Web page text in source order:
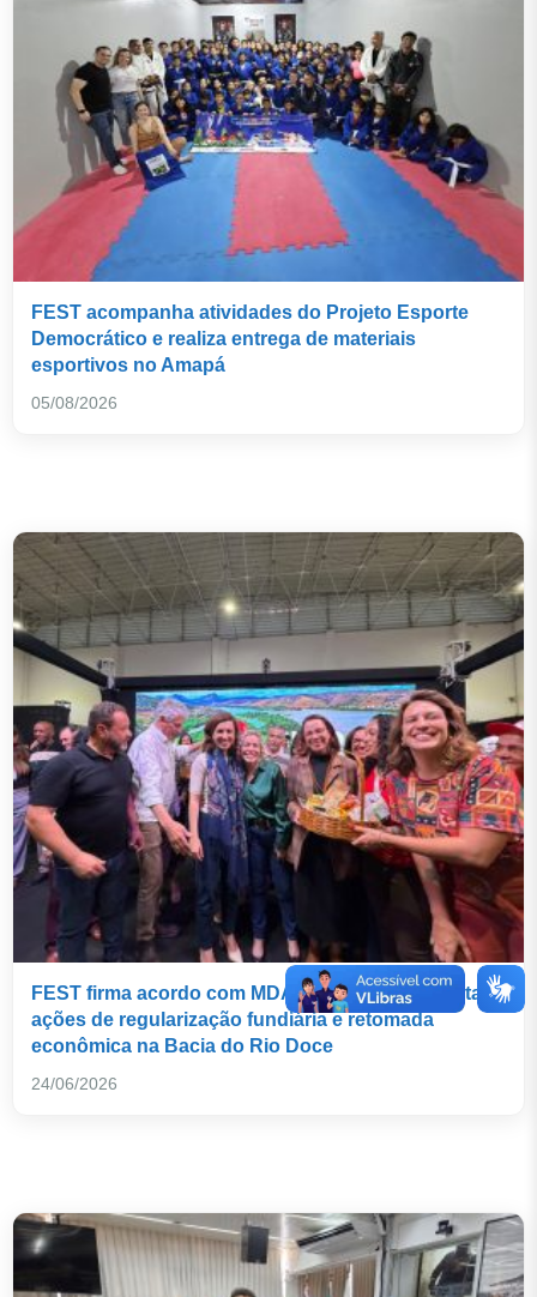
FEST acompanha atividades do Projeto Esporte
Democrático e realiza entrega de materiais
esportivos no Amapá
05/08/2026
FEST firma acordo com MDA e Incra para executar
ações de regularização fundiária e retomada
econômica na Bacia do Rio Doce
24/06/2026